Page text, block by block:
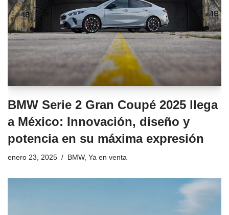
BMW Serie 2 Gran Coupé 2025 llega
a México: Innovación, diseño y
potencia en su máxima expresión
enero 23, 2025 BMW, Ya en venta